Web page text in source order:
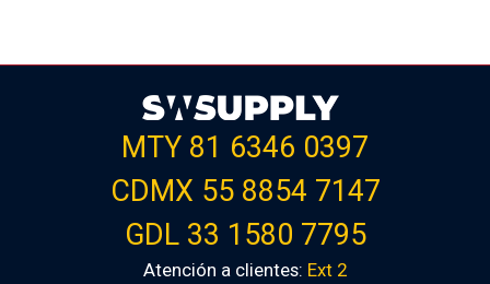
MTY 81 6346 0397
CDMX 55 8854 7147
GDL 33 1580 7795
Atención a clientes: Ext 2